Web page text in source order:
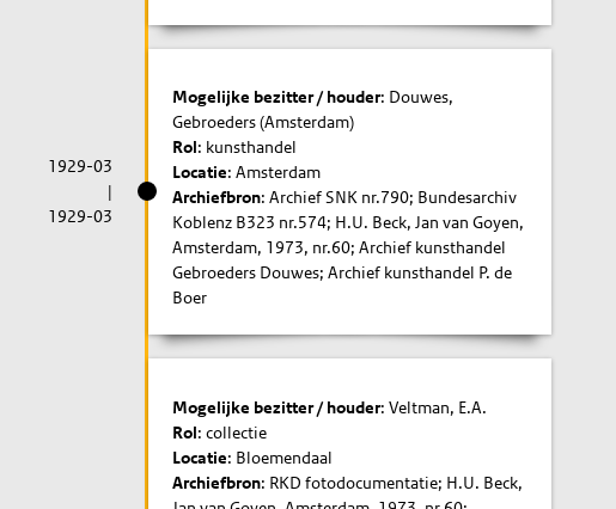
1929-03
|
1929-03
Mogelijke bezitter / houder: Douwes,
Gebroeders (Amsterdam)
Rol: kunsthandel
Locatie: Amsterdam
Archiefbron: Archief SNK nr.790; Bundesarchiv
Koblenz B323 nr.574; H.U. Beck, Jan van Goyen,
Amsterdam, 1973, nr.60; Archief kunsthandel
Gebroeders Douwes; Archief kunsthandel P. de
Boer
Mogelijke bezitter / houder: Veltman, E.A.
Rol: collectie
Locatie: Bloemendaal
Archiefbron: RKD fotodocumentatie; H.U. Beck,